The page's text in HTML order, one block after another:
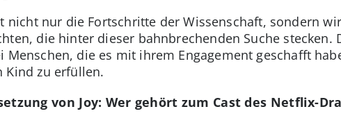
nicht nur die Fortschritte der Wissenschaft, sondern
die hinter dieser bahnbrechenden Suche
Menschen, die es mit ihrem Engagement geschafft
Kind zu erfüllen.
von Joy: Wer gehört zum Cast des Netflix-